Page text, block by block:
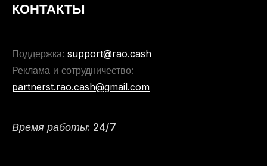
КОНТАКТЫ
Поддержка: support@rao.cash
Реклама и сотрудничество:
partnerst.rao.cash@gmail.com
Время работы: 24/7